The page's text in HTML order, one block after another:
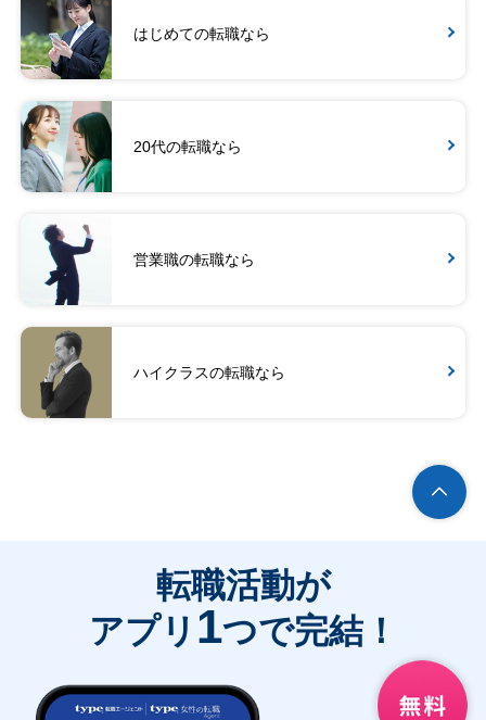
はじめての転職なら
20代の転職なら
営業職の転職なら
ハイクラスの転職なら
転職活動が
アプリ 1つで完結！